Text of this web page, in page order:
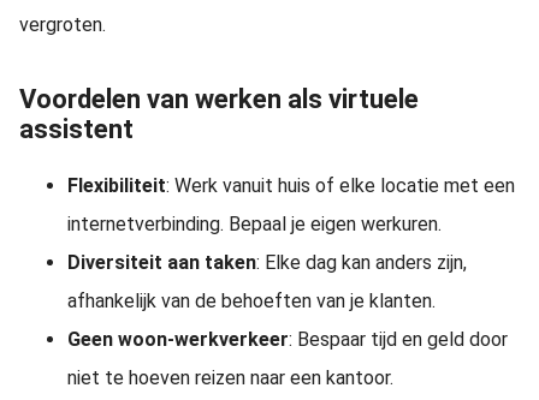
vergroten.
Voordelen van werken als virtuele
assistent
Flexibiliteit: Werk vanuit huis of elke locatie met een
internetverbinding. Bepaal je eigen werkuren.
Diversiteit aan taken: Elke dag kan anders zijn,
afhankelijk van de behoeften van je klanten.
Geen woon-werkverkeer: Bespaar tijd en geld door
niet te hoeven reizen naar een kantoor.